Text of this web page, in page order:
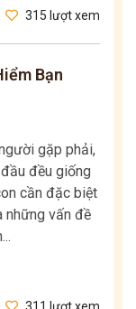
315 lượt xem
Bạn
gặp phải,
đều giống
cần đặc biệt
những vấn đề
311 lượt xem